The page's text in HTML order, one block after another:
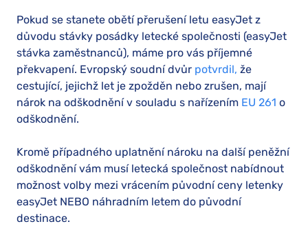
Pokud se stanete obětí přerušení letu easyJet z
důvodu stávky posádky letecké společnosti (easyJet
stávka zaměstnanců), máme pro vás příjemné
překvapení. Evropský soudní dvůr potvrdil, že
cestující, jejichž let je zpožděn nebo zrušen, mají
nárok na odškodnění v souladu s nařízením EU 261 o
odškodnění.
Kromě případného uplatnění nároku na další peněžní
odškodnění vám musí letecká společnost nabídnout
možnost volby mezi vrácením původní ceny letenky
easyJet NEBO náhradním letem do původní
destinace.